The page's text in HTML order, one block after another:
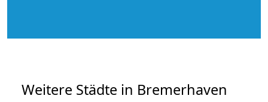
Weitere Städte in Bremerhaven